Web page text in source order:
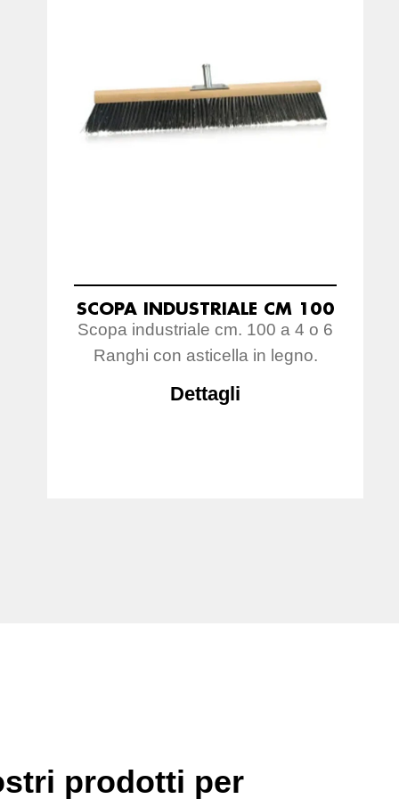
SCOPA INDUSTRIALE CM 100
Scopa industriale cm. 100 a 4 o 6
Ranghi con asticella in legno.
Dettagli
prodotti per